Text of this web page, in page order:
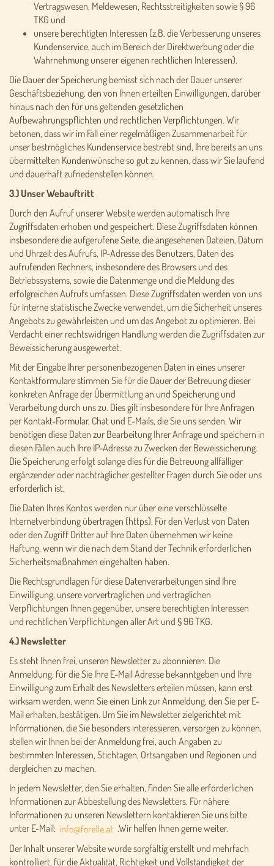
Vertragswesen, Meldewesen, Rechtsstreitigkeiten sowie § 96
TKG und
unsere berechtigten Interessen (z.B. die Verbesserung unseres
Kundenservice, auch im Bereich der Direktwerbung oder die
Wahrnehmung unserer eigenen rechtlichen Interessen).
Die Dauer der Speicherung bemisst sich nach der Dauer unserer
Geschäftsbeziehung, den von Ihnen erteilten Einwilligungen, darüber
hinaus nach den für uns geltenden gesetzlichen
Aufbewahrungspflichten und rechtlichen Verpflichtungen. Wir
betonen, dass wir im Fall einer regelmäßigen Zusammenarbeit für
unser bestmögliches Kundenservice bestrebt sind, Ihre bereits an uns
übermittelten Kundenwünsche so gut zu kennen, dass wir Sie laufend
und dauerhaft zufriedenstellen können.
3.) Unser Webauftritt
Durch den Aufruf unserer Website werden automatisch Ihre
Zugriffsdaten erhoben und gespeichert. Diese Zugriffsdaten können
insbesondere die aufgerufene Seite, die angesehenen Dateien, Datum
und Uhrzeit des Aufrufs, IP-Adresse des Benutzers, Daten des
aufrufenden Rechners, insbesondere des Browsers und des
Betriebssystems, sowie die Datenmenge und die Meldung des
erfolgreichen Aufrufs umfassen. Diese Zugriffsdaten werden von uns
für interne statistische Zwecke verwendet, um die Sicherheit unseres
Angebots zu gewährleisten und um das Angebot zu optimieren. Bei
Verdacht einer rechtswidrigen Handlung werden die Zugriffsdaten zur
Beweissicherung ausgewertet.
Mit der Eingabe Ihrer personenbezogenen Daten in eines unserer
Kontaktformulare stimmen Sie für die Dauer der Betreuung dieser
konkreten Anfrage der Übermittlung an und Speicherung und
Verarbeitung durch uns zu. Dies gilt insbesondere für Ihre Anfragen
per Kontakt-Formular, Chat und E-Mails, die Sie uns senden. Wir
benötigen diese Daten zur Bearbeitung Ihrer Anfrage und speichern in
diesen Fällen auch Ihre IP-Adresse zu Zwecken der Beweissicherung.
Die Speicherung erfolgt solange dies für die Betreuung allfälliger
ergänzender oder nachträglicher gestellter Fragen durch Sie oder uns
erforderlich ist.
Die Daten Ihres Kontos werden nur über eine verschlüsselte
Internetverbindung übertragen (https). Für den Verlust von Daten
oder den Zugriff Dritter auf Ihre Daten übernehmen wir keine
Haftung, wenn wir die nach dem Stand der Technik erforderlichen
Sicherheitsmaßnahmen eingehalten haben.
Die Rechtsgrundlagen für diese Datenverarbeitungen sind Ihre
Einwilligung, unsere vorvertraglichen und vertraglichen
Verpflichtungen Ihnen gegenüber, unsere berechtigten Interessen
und rechtlichen Verpflichtungen aller Art und § 96 TKG.
4.) Newsletter
Es steht Ihnen frei, unseren Newsletter zu abonnieren. Die
Anmeldung, für die Sie Ihre E-Mail Adresse bekanntgeben und Ihre
Einwilligung zum Erhalt des Newsletters erteilen müssen, kann erst
wirksam werden, wenn Sie einen Link zur Anmeldung, den Sie per E-
Mail erhalten, bestätigen. Um Sie im Newsletter zielgerichtet mit
Informationen, die Sie besonders interessieren, versorgen zu können,
stellen wir Ihnen bei der Anmeldung frei, auch Angaben zu
bestimmten Interessen, Stichtagen, Ortsangaben und Regionen und
dergleichen zu machen.
In jedem Newsletter, den Sie erhalten, finden Sie alle erforderlichen
Informationen zur Abbestellung des Newsletters. Für nähere
Informationen zu unseren Newslettern kontaktieren Sie uns bitte
unter E-Mail:
.Wir helfen Ihnen gerne weiter.
Der Inhalt unserer Website wurde sorgfältig erstellt und mehrfach
kontrolliert, für die Aktualität, Richtigkeit und Vollständigkeit der